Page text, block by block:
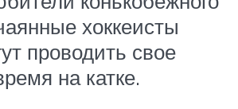
хоккеисты
проводить свое
на катке.